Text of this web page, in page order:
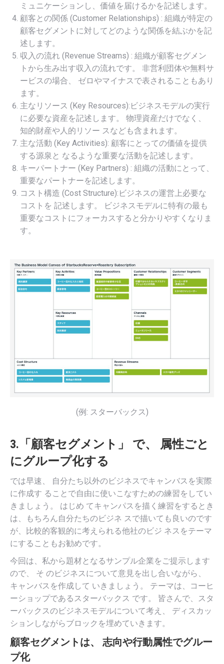
ミュニケーションし、価値を届けるかを記述します。
顧客との関係 (Customer Relationships) : 組織が特定の
顧客セグメントに対してどのような関係を結ぶかを記
述します。
収入の流れ (Revenue Streams) : 組織が顧客セグメン
トから生み出す収入の流れです。 非営利団体や無料サ
ービスの場合、 ゼロやマイナスで表されることもあり
ます。
主なリソース (Key Resources):ビジネスモデルの実行
に必要な資産を記述します。 物理資産だけでなく、
知的財産や人的リソー スなども含まれます。
主な活動 (Key Activities): 顧客にとっての価値を提供
する源泉と なるような重要な活動を記述します。
キーパートナー (Key Partners) : 組織の活動にとって、
重要なパートナーを記述します。
コスト構造 (Cost Structure):ビジネスの運営上必要な
コストを 記述します。 ビジネスモデルに特有の最も
重要なコストにフォーカスすると分かりやすくなりま
す。
(例: スターバックス)
3.「顧客セグメント」 で、 属性ごと
にグループ化する
では早速、 自分たち以外のビジネスでキャンバスを実際
に作成す ることで自由に使いこなすための練習をしてい
きましょう。 はじめ てキャンパスを描く練習をするとき
は、もちろん自分たちのビジネ スで描いても良いのです
が、比較的客観的に考えられる他社のビジ ネスをテーマ
にすることもお勧めです。
今回は、私から題材となるサンプル企業をご提示します
ので、 そ のビジネスについて意見を出し合いながら、
キャンバスを作成して いきましょう。 テーマは、コーヒ
ーショップであるスターバックス です。 皆さんで、スタ
ーバックスのビジネスモデルについて考え、 ディスカッ
ションしながらブロックを埋めていきます。
顧客セグメントは、 志向や行動属性でグルー
プ化